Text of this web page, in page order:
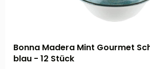
Bonna Madera Mint Gourmet
blau - 12 Stück